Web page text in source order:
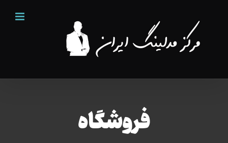
content
فروشگاه